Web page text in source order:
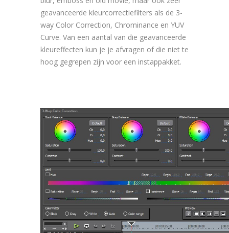
geavanceerde kleurcorrectiefilters als de 3-
way Color Correction, Chrominance en YUV
Curve. Van een aantal van die geavanceerde
kleureffecten kun je je afvragen of die niet te
hoog gegrepen zijn voor een instappakket.